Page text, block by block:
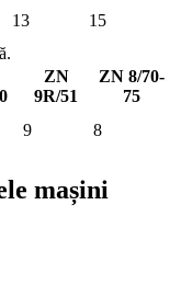
13
15
ZN
9R/51
ZN 8/70-
75
9 8
mașini